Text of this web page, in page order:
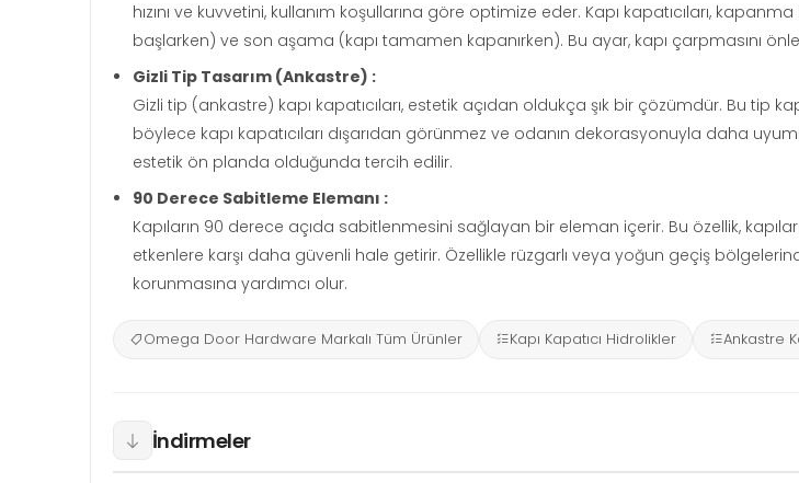
hızını ve kuvvetini, kullanım koşullarına göre optimize eder. Kapı kapatıcıları,
başlarken) ve son aşama (kapı tamamen kapanırken). Bu ayar, kapı çarpmasını
Gizli Tip Tasarım (Ankastre) :
Gizli tip (ankastre) kapı kapatıcıları, estetik açıdan oldukça şık bir çözümdür. Bu tip
böylece kapı kapatıcıları dışarıdan görünmez ve odanın dekorasyonuyla daha
estetik ön planda olduğunda tercih edilir.
90 Derece Sabitleme Elemanı :
Kapıların 90 derece açıda sabitlenmesini sağlayan bir eleman içerir. Bu özellik,
etkenlere karşı daha güvenli hale getirir. Özellikle rüzgarlı veya yoğun geçiş
korunmasına yardımcı olur.
Omega Door Hardware Markalı Tüm Ürünler Kapı Kapatıcı Hidrolikler Ankastre
İndirmeler